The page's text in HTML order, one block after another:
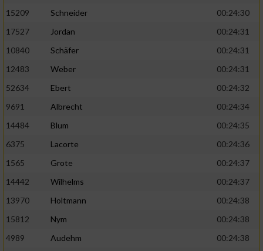
15209
Schneider
00:24:30
17527
Jordan
00:24:31
10840
Schäfer
00:24:31
12483
Weber
00:24:31
52634
Ebert
00:24:32
9691
Albrecht
00:24:34
14484
Blum
00:24:35
6375
Lacorte
00:24:36
1565
Grote
00:24:37
14442
Wilhelms
00:24:37
13970
Holtmann
00:24:38
15812
Nym
00:24:38
4989
Audehm
00:24:38